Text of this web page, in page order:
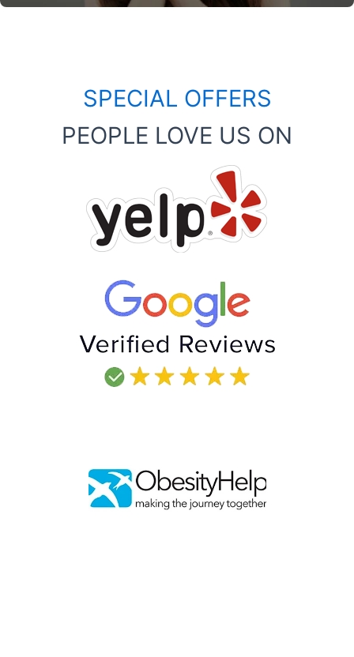
SPECIAL OFFERS
PEOPLE LOVE US ON